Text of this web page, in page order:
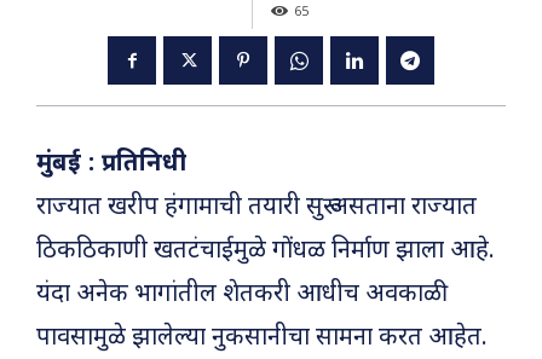
65
मुंबई : प्रतिनिधी
राज्यात खरीप हंगामाची तयारी सुरू असताना राज्यात
ठिकठिकाणी खतटंचाईमुळे गोंधळ निर्माण झाला आहे.
यंदा अनेक भागांतील शेतकरी आधीच अवकाळी
पावसामुळे झालेल्या नुकसानीचा सामना करत आहेत.